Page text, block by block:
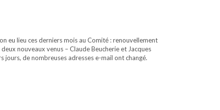
eu lieu ces derniers mois au Comité : renouvellement
nouveaux venus – Claude Beucherie et Jacques
jours, de nombreuses adresses e-mail ont changé.